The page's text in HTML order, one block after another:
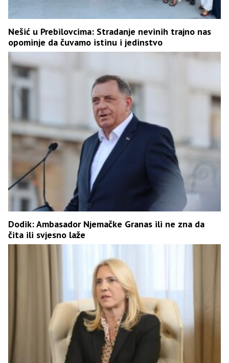
Nešić u Prebilovcima: Stradanje nevinih trajno nas
opominje da čuvamo istinu i jedinstvo
Dodik: Ambasador Njemačke Granas ili ne zna da
čita ili svjesno laže